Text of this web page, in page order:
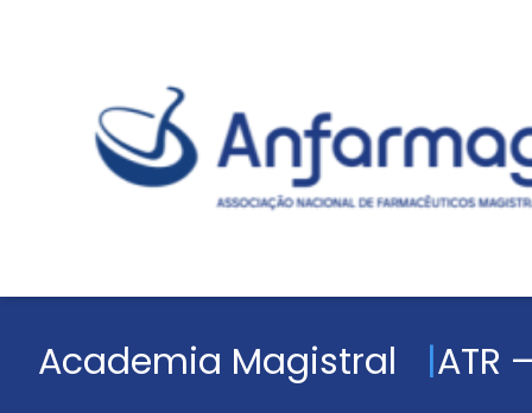
Academia Magistral ATR